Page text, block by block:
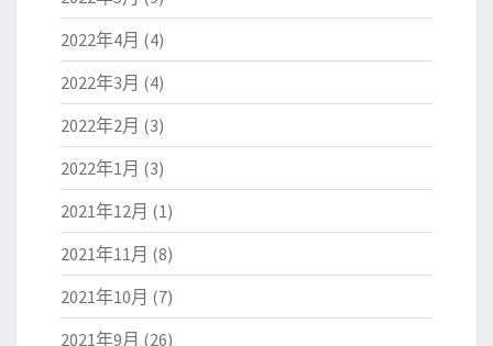
2022年4月 (4)
2022年3月 (4)
2022年2月 (3)
2022年1月 (3)
2021年12月 (1)
2021年11月 (8)
2021年10月 (7)
2021年9月 (26)